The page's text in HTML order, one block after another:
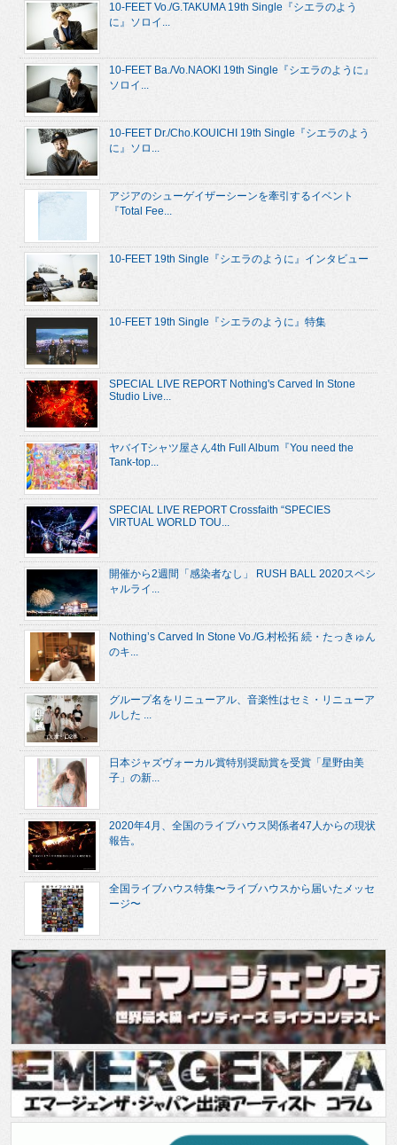
10-FEET Vo./G.TAKUMA 19th Single『シエラのよう
に』ソロイ...
10-FEET Ba./Vo.NAOKI 19th Single『シエラのように』
ソロイ...
10-FEET Dr./Cho.KOUICHI 19th Single『シエラのよう
に』ソロ...
アジアのシューゲイザーシーンを牽引するイベント
『Total Fee...
10-FEET 19th Single『シエラのように』インタビュー
10-FEET 19th Single『シエラのように』特集
SPECIAL LIVE REPORT Nothing's Carved In Stone
Studio Live...
ヤバイTシャツ屋さん4th Full Album『You need the
Tank-top...
SPECIAL LIVE REPORT Crossfaith “SPECIES
VIRTUAL WORLD TOU...
開催から2週間「感染者なし」 RUSH BALL 2020スペシ
ャルライ...
Nothing’s Carved In Stone Vo./G.村松拓 続・たっきゅん
のキ...
グループ名をリニューアル、音楽性はセミ・リニューア
ルした ...
日本ジャズヴォーカル賞特別奨励賞を受賞「星野由美
子」の新...
2020年4月、全国のライブハウス関係者47人からの現状
報告。
全国ライブハウス特集〜ライブハウスから届いたメッセ
ージ〜